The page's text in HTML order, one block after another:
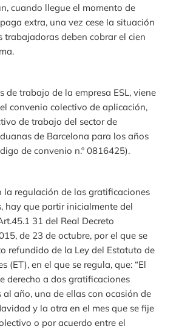
cuando llegue el momento de
extra, una vez cese la situación
trabajadoras deben cobrar el cien
de trabajo de la empresa ESL, viene
convenio colectivo de aplicación,
de trabajo del sector de
de Barcelona para los años
de convenio n.º 0816425).
la regulación de las gratificaciones
hay que partir inicialmente del
31 del Real Decreto
de 23 de octubre, por el que se
refundido de la Ley del Estatuto de
(ET), en el que se regula, que: “El
derecho a dos gratificaciones
año, una de ellas con ocasión de
y la otra en el mes que se fije
o por acuerdo entre el